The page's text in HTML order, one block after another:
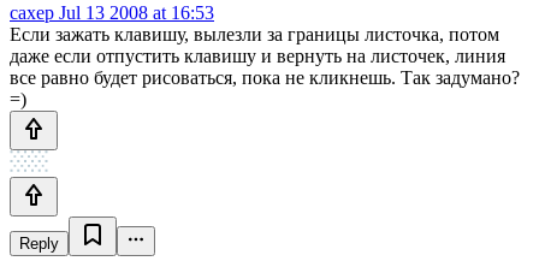
caxep Jul 13 2008 at 16:53
Если зажать клавишу, вылезли за границы листочка, потом
даже если отпустить клавишу и вернуть на листочек, линия
все равно будет рисоваться, пока не кликнешь. Так задумано?
=)
Reply